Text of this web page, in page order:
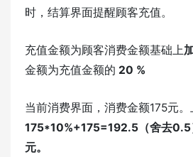
时，结算界面提醒顾客充值。
充值金额为顾客消费金额基础上
金额为充值金额的 20 %
当前消费界面，消费金额175元。
175*10%+175=192.5（舍去
元。